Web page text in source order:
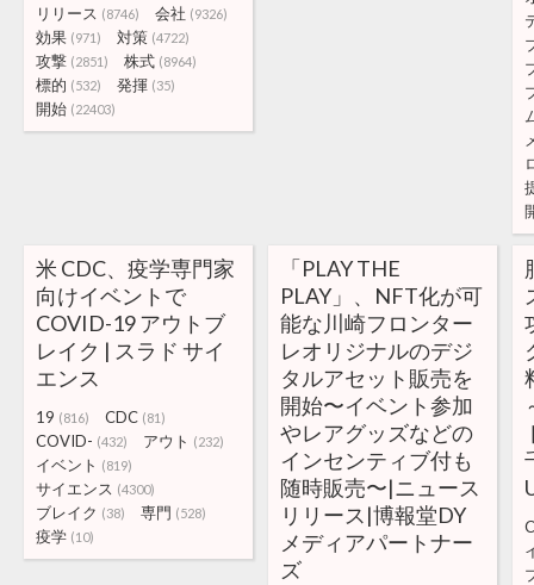
リリース (8746) 会社 (9326)
効果 (971) 対策 (4722)
攻撃 (2851) 株式 (8964)
標的 (532) 発揮 (35)
開始 (22403)
米 CDC、疫学専門家
向けイベントで
COVID-19 アウトブ
レイク | スラド サイ
エンス
19 (816) CDC (81)
COVID- (432) アウト (232)
イベント (819)
サイエンス (4300)
ブレイク (38) 専門 (528)
疫学 (10)
「PLAY THE
PLAY」、NFT化が可
能な川崎フロンター
レオリジナルのデジ
タルアセット販売を
開始〜イベント参加
やレアグッズなどの
インセンティブ付も
随時販売〜|ニュース
リリース|博報堂DY
メディアパートナー
ズ